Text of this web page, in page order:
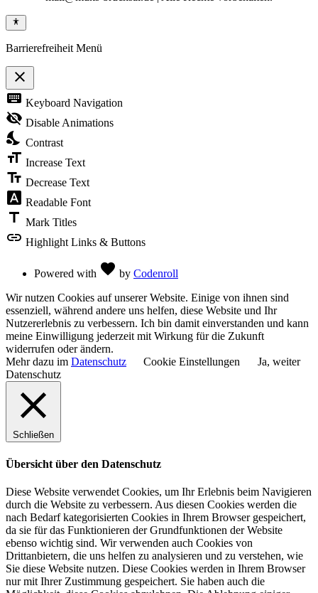
Barrierefreiheit Menü
close
Toggle
the
visibility
of
Accessibility
Toolbar
keyboard Keyboard Navigation
visibility_off Disable Animations
nights_stay Contrast
format_size Increase Text
text_fields Decrease Text
font_download Readable Font
title Mark Titles
link Highlight Links & Buttons
Powered with favorite by Codenroll
Wir nutzen Cookies auf unserer Website. Einige von ihnen sind
essenziell, während andere uns helfen, diese Website und Ihr
Nutzererlebnis zu verbessern. Ich bin damit einverstanden und kann
meine Einwilligung jederzeit mit Wirkung für die Zukunft
widerrufen oder ändern.
Mehr dazu im Datenschutz Cookie Einstellungen
Ja, weiter
Datenschutz
Schließen
Übersicht über den Datenschutz
Diese Website verwendet Cookies, um Ihr Erlebnis beim Navigieren
durch die Website zu verbessern. Aus diesen Cookies werden die
nach Bedarf kategorisierten Cookies in Ihrem Browser gespeichert,
da sie für das Funktionieren der Grundfunktionen der Website
ebenso wichtig sind. Wir verwenden auch Cookies von
Drittanbietern, die uns helfen zu analysieren und zu verstehen, wie
Sie diese Website nutzen. Diese Cookies werden in Ihrem Browser
nur mit Ihrer Zustimmung gespeichert. Sie haben auch die